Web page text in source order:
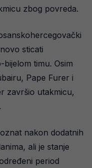
zbog povreda.
sticati
timu. Osim
Pape Furer i
završio utakmicu,
nakon dodatnih
ali je stanje
period